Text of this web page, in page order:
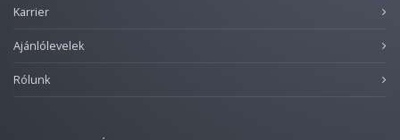
Karrier
Ajánlólevelek
Rólunk